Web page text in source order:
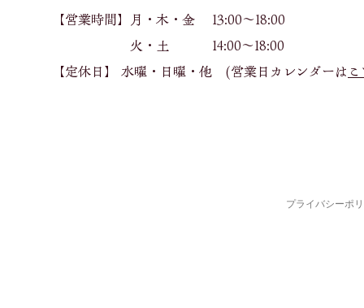
【営業時間】月・木・金 13:00～18:00
火・土 14:00～18:00
【定休日】 水曜・日曜​・他 (営業日カレンダーは
プライバシーポ